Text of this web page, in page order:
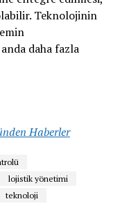
Teknolojinin
daha fazla
Haberler
lojistik yönetimi
teknoloji